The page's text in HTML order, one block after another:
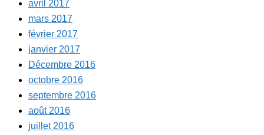
avril 2017
mars 2017
février 2017
janvier 2017
Décembre 2016
octobre 2016
septembre 2016
août 2016
juillet 2016